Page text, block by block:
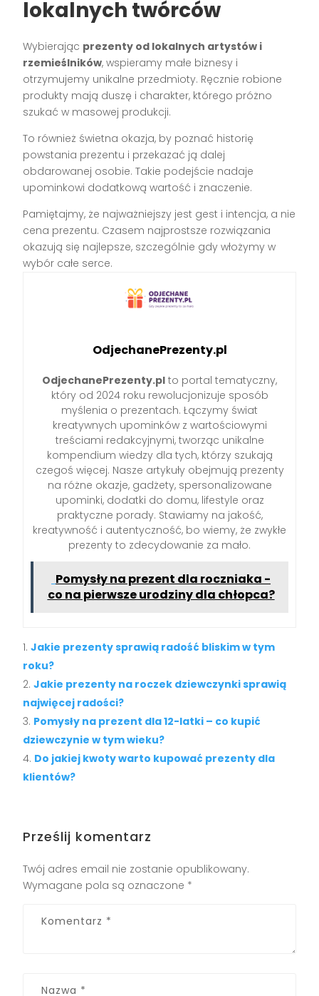
lokalnych twórców
Wybierając prezenty od lokalnych artystów i
rzemieślników, wspieramy małe biznesy i
otrzymujemy unikalne przedmioty. Ręcznie robione
produkty mają duszę i charakter, którego próżno
szukać w masowej produkcji.
To również świetna okazja, by poznać historię
powstania prezentu i przekazać ją dalej
obdarowanej osobie. Takie podejście nadaje
upominkowi dodatkową wartość i znaczenie.
Pamiętajmy, że najważniejszy jest gest i intencja, a nie
cena prezentu. Czasem najprostsze rozwiązania
okazują się najlepsze, szczególnie gdy włożymy w
wybór całe serce.
OdjechanePrezenty.pl
OdjechanePrezenty.pl to portal tematyczny,
który od 2024 roku rewolucjonizuje sposób
myślenia o prezentach. Łączymy świat
kreatywnych upominków z wartościowymi
treściami redakcyjnymi, tworząc unikalne
kompendium wiedzy dla tych, którzy szukają
czegoś więcej. Nasze artykuły obejmują prezenty
na różne okazje, gadżety, spersonalizowane
upominki, dodatki do domu, lifestyle oraz
praktyczne porady. Stawiamy na jakość,
kreatywność i autentyczność, bo wiemy, że zwykłe
prezenty to zdecydowanie za mało.
Pomysły na prezent dla roczniaka -
co na pierwsze urodziny dla chłopca?
Jakie prezenty sprawią radość bliskim w tym
roku?
Jakie prezenty na roczek dziewczynki sprawią
najwięcej radości?
Pomysły na prezent dla 12-latki – co kupić
dziewczynie w tym wieku?
Do jakiej kwoty warto kupować prezenty dla
klientów?
Prześlij komentarz
Twój adres email nie zostanie opublikowany.
Wymagane pola są oznaczone *